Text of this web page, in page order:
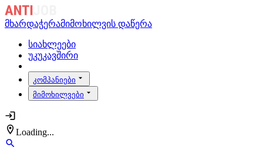
მხარდაჭერამიმოხილვის დაწერა
სიახლეები
უკუკავშირი
კომპანიები
მიმოხილვები
Loading...